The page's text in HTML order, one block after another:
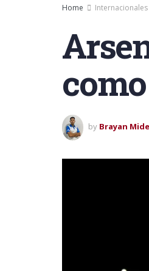
Home Internacionales
by Brayan